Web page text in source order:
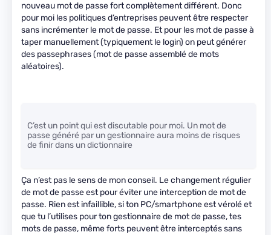
nouveau mot de passe fort complètement différent. Donc
pour moi les politiques d’entreprises peuvent être respecter
sans incrémenter le mot de passe. Et pour les mot de passe à
taper manuellement (typiquement le login) on peut générer
des passephrases (mot de passe assemblé de mots
aléatoires).
C’est un point qui est discutable pour moi. Un mot de
passe généré par un gestionnaire aura moins de risques
de finir dans un dictionnaire
Ça n’est pas le sens de mon conseil. Le changement régulier
de mot de passe est pour éviter une interception de mot de
passe. Rien est infaillible, si ton PC/smartphone est vérolé et
que tu l’utilises pour ton gestionnaire de mot de passe, tes
mots de passe, même forts peuvent être interceptés sans